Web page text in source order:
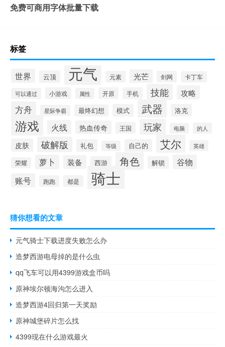
免费可商用字体批量下载
标签
世界 云顶 元气 元素 光芒 剑网 卡丁车
可以通过 小游戏 属性 开原 手机 技能 攻略
方舟 星际争霸 最终幻想 模式 武器 洛克
游戏 火线 热血传奇 王国 玩家 电脑 的人
皮肤 破解版 礼包 等级 自己的 艾尔 英雄
荣耀 萝卜 装备 西游 角色 解锁 谷物
账号 跑跑 都是 骑士
猜你想看的文章
元气骑士下载进度失败怎么办
造梦西游电母掉的是什么虫
qq飞车可以用4399游戏盒币吗
原神埃尔顿海沟怎么进入
造梦西游4回归第一天奖励
原神城堡碎片怎么找
4399现在什么游戏最火